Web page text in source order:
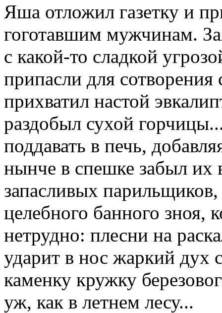
Яша отложил газетку и
гоготавшим мужчинам.
с какой-то сладкой
припасли для сотворения
прихватил настой
раздобыл сухой
поддавать в печь,
нынче в спешке забыл их
запасливых
целебного банного зноя,
нетрудно: плесни на
ударит в нос жаркий дух
каменку кружку
уж, как в летнем лесу...